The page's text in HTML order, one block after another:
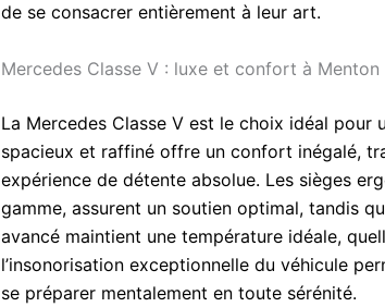
de se consacrer entièrement à leur art.
Mercedes Classe V : luxe et confort à Menton
La Mercedes Classe V est le choix idéal pour
spacieux et raffiné offre un confort inégalé,
expérience de détente absolue. Les sièges
gamme, assurent un soutien optimal, tandis
avancé maintient une température idéale,
l’insonorisation exceptionnelle du véhicule
se préparer mentalement en toute sérénité.